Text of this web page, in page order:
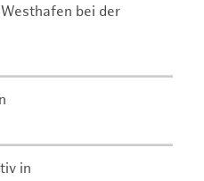
bei der
in